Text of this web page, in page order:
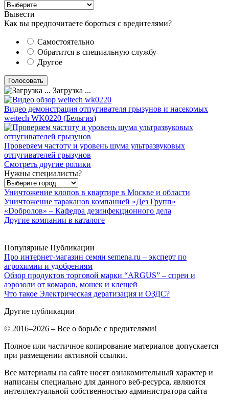
Вывести
Как вы предпочитаете бороться с вредителями?
Самостоятельно
Обратится в специальную службу
Другое
Загрузка ...
Видео демонстрация отпугивателя грызунов и насекомых
weitech WK0220 (Бельгия)
Проверяем частоту и уровень шума ультразвуковых
отпугивателей грызунов
Смотреть другие ролики
Нужны специалисты?
Уничтожение клопов в квартире в Москве и области
Уничтожение тараканов компанией «Дез Групп»
«Dобролов» – Кафедра дезинфекционного дела
Другие компании в каталоге
Популярные Публикации
Про интернет-магазин семян semena.ru – эксперт по
агрохимии и удобрениям
Обзор продуктов торговой марки “ARGUS” – спреи и
аэрозоли от комаров, мошек и клещей
Что такое Электрическая дератизация и ОЗДС?
Другие публикации
© 2016–2026 – Все о борьбе с вредителями!
Полное или частичное копирование материалов допускается
при размещении активной ссылки.
Все материалы на сайте носят ознакомительный характер и
написаны специально для данного веб-ресурса, являются
интеллектуальной собственностью администратора сайта